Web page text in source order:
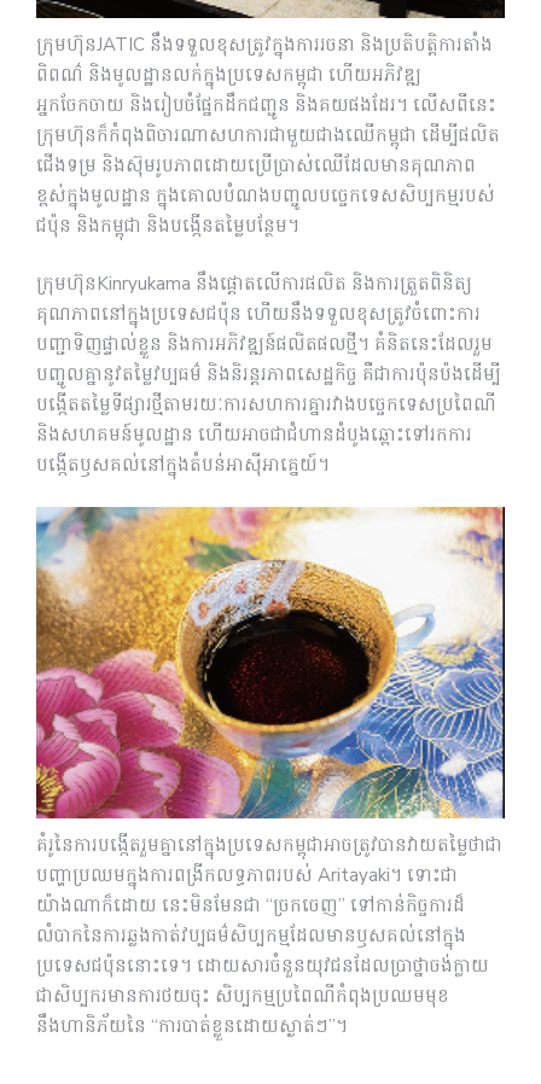
ក្រុមហ៊ុនJATIC នឹងទទួលខុសត្រូវក្នុងការរចនា និងប្រតិបត្តិការតាំង
ពិពណ៌ និងមូលដ្ឋានលក់ក្នុងប្រទេសកម្ពុជា ហើយអភិវឌ្ឍ
អ្នកចែកចាយ និងរៀបចំផ្នែកដឹកជញ្ជូន និងគយផងដែរ។ លើសពីនេះ
ក្រុមហ៊ុនក៏កំពុងពិចារណាសហការជាមួយជាងឈើកម្ពុជា ដើម្បីផលិត
ជើងទម្រ និងស៊ុមរូបភាពដោយប្រើប្រាស់ឈើដែលមានគុណភាព
ខ្ពស់ក្នុងមូលដ្ឋាន ក្នុងគោលបំណងបញ្ចូលបច្ចេកទេសសិប្បកម្មរបស់
ជប៉ុន និងកម្ពុជា និងបង្កើនតម្លៃបន្ថែម។
ក្រុមហ៊ុនKinryukama នឹងផ្តោតលើការផលិត និងការត្រួតពិនិត្យ
គុណភាពនៅក្នុងប្រទេសជប៉ុន ហើយនឹងទទួលខុសត្រូវចំពោះការ
បញ្ជាទិញផ្ទាល់ខ្លួន និងការអភិវឌ្ឍន៍ផលិតផលថ្មី។ គំនិតនេះដែលរួម
បញ្ចូលគ្នានូវតម្លៃវប្បធម៌ និងនិរន្តរភាពសេដ្ឋកិច្ច គឺជាការប៉ុនប៉ងដើម្បី
បង្កើតតម្លៃទីផ្សារថ្មីតាមរយៈការសហការគ្នារវាងបច្ចេកទេសប្រពៃណី
និងសហគមន៍មូលដ្ឋាន ហើយអាចជាជំហានដំបូងឆ្ពោះទៅរកការ
បង្កើតឫសគល់នៅក្នុងតំបន់អាស៊ីអាគ្នេយ៍។
គំរូនៃការបង្កើតរួមគ្នានៅក្នុងប្រទេសកម្ពុជាអាចត្រូវបានវាយតម្លៃថាជា
បញ្ហាប្រឈមក្នុងការពង្រីកលទ្ធភាពរបស់ Arita​yaki។ ទោះជា
យ៉ាងណាក៏ដោយ នេះមិនមែនជា “ច្រកចេញ” ទៅកាន់កិច្ចការដ៏
លំបាកនៃការឆ្លងកាត់វប្បធម៌សិប្បកម្មដែលមានឫសគល់នៅក្នុង
ប្រទេសជប៉ុននោះទេ។ ដោយសារចំនួនយុវជនដែលប្រាថ្នាចង់ក្លាយ
ជាសិប្បករមានការថយចុះ សិប្បកម្មប្រពៃណីកំពុងប្រឈមមុខ
នឹងហានិភ័យនៃ “ការបាត់ខ្លួនដោយស្ងាត់ៗ”។